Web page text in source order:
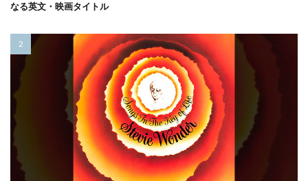
なる英文・映画タイトル